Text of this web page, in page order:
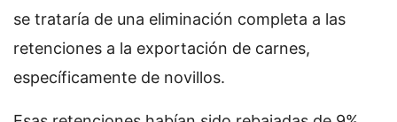
se trataría de una eliminación completa a las
retenciones a la exportación de carnes,
específicamente de novillos.